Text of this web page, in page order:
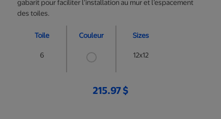
gabarit pour faciliter l’installation au mur et l’espacement
des toiles.
Toile Couleur Sizes
6 12x12
215.97 $